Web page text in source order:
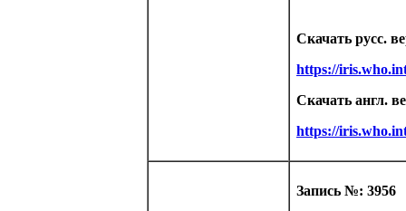
Скачать русс.
https://
Скачать англ.
https://
Запись №: 3956